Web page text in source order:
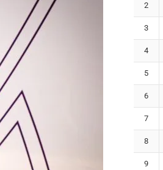
2
3
4
5
6
7
8
9